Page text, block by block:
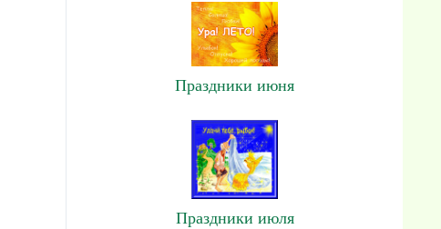
Праздники июня
Праздники июля